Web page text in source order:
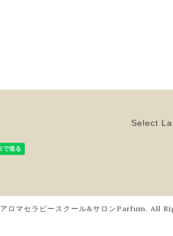
Select
アロマセラピースクール&サロンParfum . All